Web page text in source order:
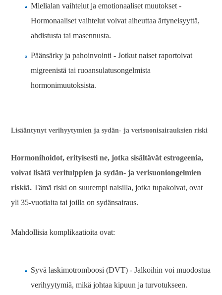
Mielialan vaihtelut ja emotionaaliset muutokset -
Hormonaaliset vaihtelut voivat aiheuttaa ärtyneisyyttä,
ahdistusta tai masennusta.
Päänsärky ja pahoinvointi - Jotkut naiset raportoivat
migreenistä tai ruoansulatusongelmista
hormonimuutoksista.
Lisääntynyt verihyytymien ja sydän- ja verisuonisairauksien riski
Hormonihoidot, erityisesti ne, jotka sisältävät estrogeenia,
voivat lisätä veritulppien ja sydän- ja verisuoniongelmien
riskiä. Tämä riski on suurempi naisilla, jotka tupakoivat, ovat
yli 35-vuotiaita tai joilla on sydänsairaus.
Mahdollisia komplikaatioita ovat:
Syvä laskimotromboosi (DVT) - Jalkoihin voi muodostua
verihyytymiä, mikä johtaa kipuun ja turvotukseen.